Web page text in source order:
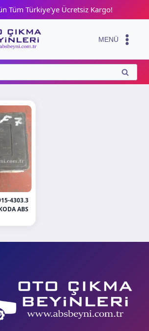
Tüm Türkiye'ye Ücretsiz Kargo!
MENÜ
ARA
4303.3
ABS